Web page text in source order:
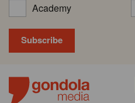
Academy